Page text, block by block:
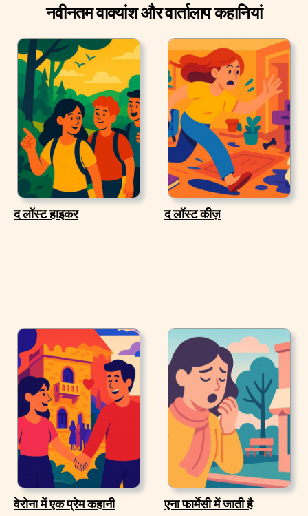
नवीनतम वाक्यांश और वार्तालाप कहानियां
द लॉस्ट हाइकर द लॉस्ट कीज़
वेरोना में एक प्रेम कहानी एना फार्मेसी में जाती है